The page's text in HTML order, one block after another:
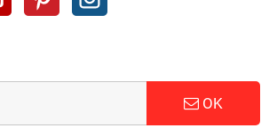
OK